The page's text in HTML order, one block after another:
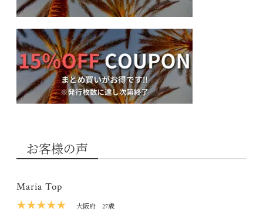
お客様の声
Maria Top
★★★★★
大阪府 27歳